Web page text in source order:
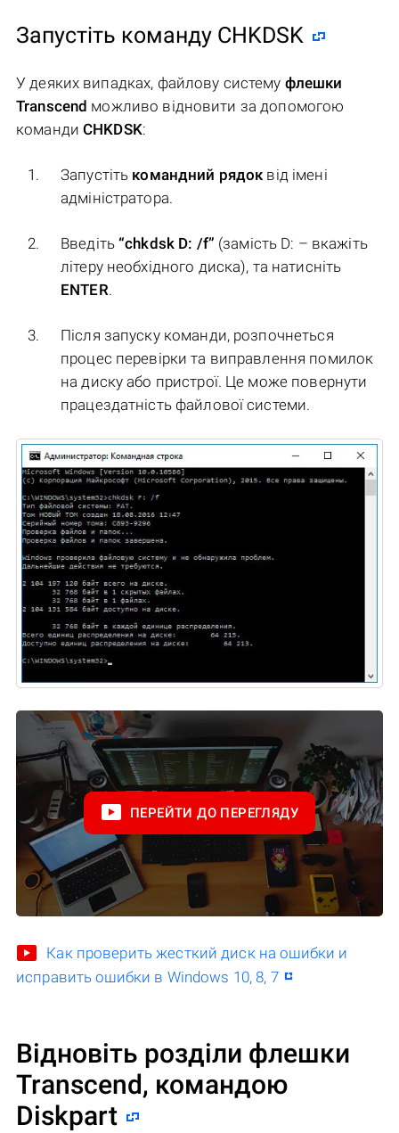
Запустіть команду CHKDSK
У деяких випадках, файлову систему флешки
Transcend можливо відновити за допомогою
командиCHKDSK:
Запустіть командний рядок від імені
адміністратора.
Введіть “chkdsk D: /f” (замість D: – вкажіть
літеру необхідного диска), та натисніть
ENTER.
Після запуску команди, розпочнеться
процес перевірки та виправлення помилок
на диску або пристрої. Це може повернути
працездатність файлової системи.
ПЕРЕЙТИ ДО ПЕРЕГЛЯДУ
Как проверить жесткий диск на ошибки и
исправить ошибки в Windows 10, 8, 7
Відновіть розділи флешки
Transcend, командою
Diskpart